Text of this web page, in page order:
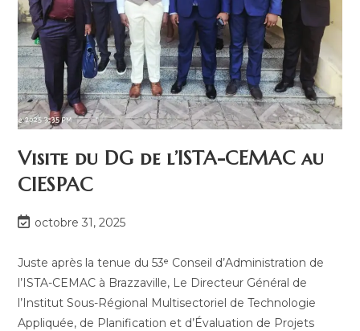
Visite du DG de l’ISTA-CEMAC au
CIESPAC
octobre 31, 2025
Juste après la tenue du 53ᵉ Conseil d’Administration de
l’ISTA-CEMAC à Brazzaville, Le Directeur Général de
l’Institut Sous-Régional Multisectoriel de Technologie
Appliquée, de Planification et d’Évaluation de Projets